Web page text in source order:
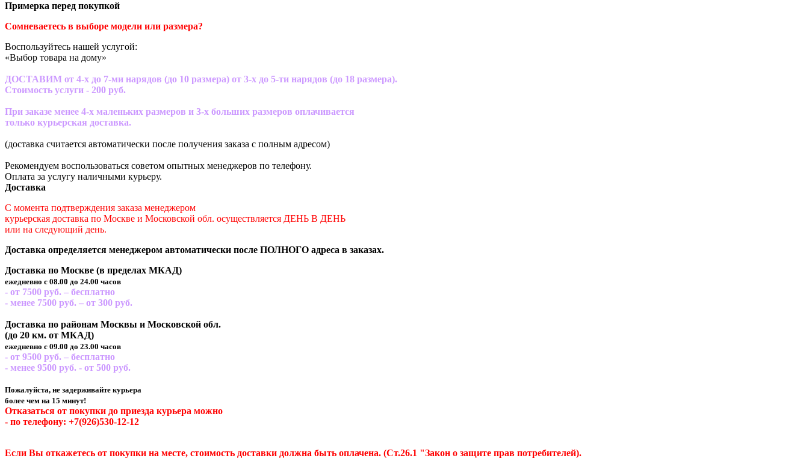
Примерка перед покупкой
Сомневаетесь в выборе модели или размера?
Воспользуйтесь нашей услугой:
«Выбор товара на дому»
ДОСТАВИМ от 4-х до 7-ми нарядов (до 10 размера) от 3-х до 5-ти нарядов (до 18 размера).
Стоимость услуги - 200 руб.
При заказе менее 4-х маленьких размеров и 3-х больших размеров оплачивается
только курьерская доставка.
(доставка считается автоматически после получения заказа с полным адресом)
Рекомендуем воспользоваться советом опытных менеджеров по телефону.
Оплата за услугу наличными курьеру.
Доставка
С момента подтверждения заказа менеджером
курьерская доставка по Москве и Московской обл. осуществляется ДЕНЬ В ДЕНЬ
или на следующий день.
Доставка определяется менеджером автоматически после ПОЛНОГО адреса в заказах.
Доставка по Москве (в пределах МКАД)
ежедневно с 08.00 до 24.00 часов
- от 7500 руб. – бесплатно
- менее 7500 руб. – от 300 руб.
Доставка по районам Москвы и Московской обл.
(до 20 км. от МКАД)
ежедневно с 09.00 до 23.00 часов
- от 9500 руб. – бесплатно
- менее 9500 руб. - от 500 руб.
Пожалуйста, не задерживайте курьера
более чем на 15 минут!
Отказаться от покупки до приезда курьера можно
- по телефону: +7(926)530-12-12
Если Вы откажетесь от покупки на месте, стоимость доставки должна быть оплачена. (Ст.26.1 "Закон о защите прав потребителей).